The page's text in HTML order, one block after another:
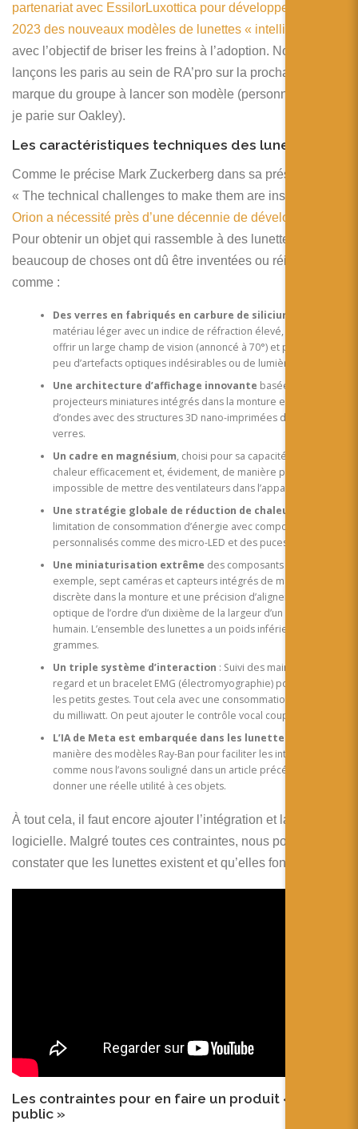
partenariat avec EssilorLuxottica pour développer jusqu’en
2023 des nouveaux modèles de lunettes « intelligentes »
avec l’objectif de briser les freins à l’adoption. Nous
lançons les paris au sein de RA’pro sur la prochaine
marque du groupe à lancer son modèle (personnellement,
je parie sur Oakley).
Les caractéristiques techniques des lunettes
Comme le précise Mark Zuckerberg dans sa présentation,
« The technical challenges to make them are insane » et
Orion a nécessité près d’une décennie de développement
Pour obtenir un objet qui rassemble à des lunettes,
beaucoup de choses ont dû être inventées ou réinventées
comme :
Des verres en fabriqués en carbure de silicium
matériau léger avec un indice de réfraction élevé, crucial pour
offrir un large champ de vision (annoncé à 70°) et produisant
peu d’artefacts optiques indésirables ou de lumière parasite.
Une architecture d’affichage innovante basée sur des
projecteurs miniatures intégrés dans la monture et des guides
d’ondes avec des structures 3D nano-imprimées dans les
verres.
Un cadre en magnésium, choisi pour sa capacité à dissiper la
chaleur efficacement et, évidement, de manière passive. Il est
impossible de mettre des ventilateurs dans l’appariel.
Une stratégie globale de réduction de chaleur
limitation de consommation d’énergie avec composants
personnalisés comme des micro-LED et des puces dédiées.
Une miniaturisation extrême des composants avec, par
exemple, sept caméras et capteurs intégrés de manière
discrète dans la monture et une précision d’alignement
optique de l’ordre d’un dixième de la largeur d’un cheveu
humain. L’ensemble des lunettes a un poids inférieur à 100
grammes.
Un triple système d’interaction : Suivi des mains, suivi du
regard et un bracelet EMG (électromyographie) pour capter
les petits gestes. Tout cela avec une consommation de l’ordre
du milliwatt. On peut ajouter le contrôle vocal couplé à l’IA
L’IA de Meta est embarquée dans les lunettes
manière des modèles Ray-Ban pour faciliter les interactions et,
comme nous l’avons souligné dans un article précédent, pour
donner une réelle utilité à ces objets.
À tout cela, il faut encore ajouter l’intégration et la partie
logicielle. Malgré toutes ces contraintes, nous pouvons
constater que les lunettes existent et qu’elles fonctionnent.
Les contraintes pour en faire un produit « grand
public »